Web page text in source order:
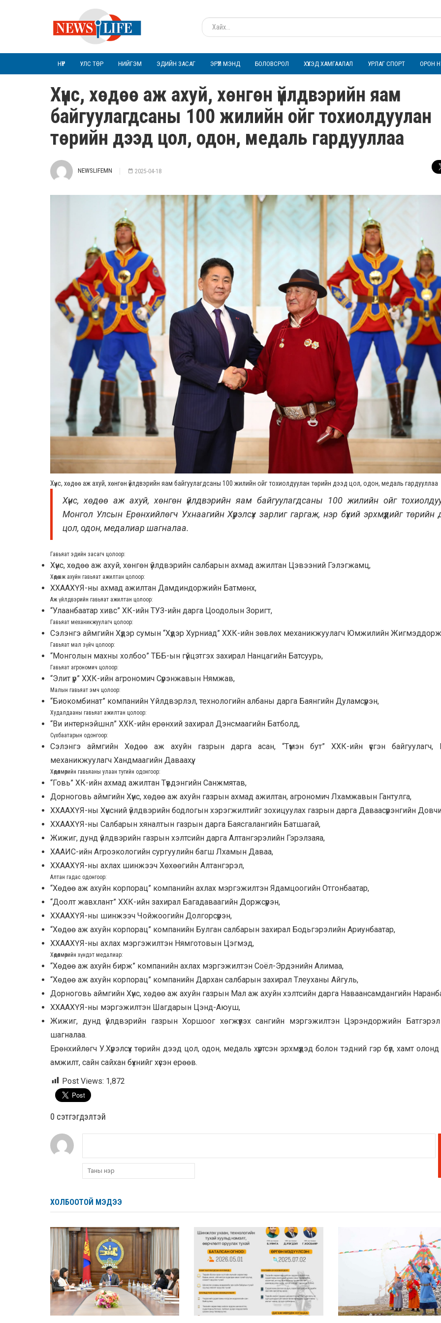
НҮҮР УЛС ТӨР НИЙГЭМ ЭДИЙН ЗАСАГ ЭРҮҮЛ МЭНД БОЛОВСРОЛ ХҮҮХЭД ХАМГААЛАЛ УРЛАГ СПОРТ ОРОН
Хүнс, хөдөө аж ахуй, хөнгөн үйлдвэрийн яам
байгуулагдсаны 100 жилийн ойг тохиолдуулан
төрийн дээд цол, одон, медаль гардууллаа
NEWSLIFEMN 2025-04-18
Хүнс, хөдөө аж ахуй, хөнгөн үйлдвэрийн яам байгуулагдсаны 100 жилийн ойг тохиолдуулан төрийн дээд цол, одон, медаль гардууллаа
Хүнс, хөдөө аж ахуй, хөнгөн үйлдвэрийн яам байгуулагдсаны 100 жилийн ойг
Монгол Улсын Ерөнхийлөгч Ухнаагийн Хүрэлсүх зарлиг гаргаж, нэр бүхий эрхмүүдийг төрийн
цол, одон, медалиар шагналаа.
Гавьяат эдийн засагч цолоор:
Хүнс, хөдөө аж ахуй, хөнгөн үйлдвэрийн салбарын ахмад ажилтан Цэвээний Гэлэгжамц,
Хөдөө аж ахуйн гавьяат ажилтан цолоор:
ХХААХҮЯ-ны ахмад ажилтан Дамдиндоржийн Батмөнх,
Аж үйлдвэрийн гавьяат ажилтан цолоор:
“Улаанбаатар хивс” ХК-ийн ТУЗ-ийн дарга Цоодолын Зоригт,
Гавьяат механикжуулагч цолоор:
Сэлэнгэ аймгийн Хүдэр сумын “Хүдэр Хурниад” ХХК-ийн зөвлөх механикжуулагч Юмжилийн
Гавьяат мал зүйч цолоор:
“Монголын махны холбоо” ТББ-ын гүйцэтгэх захирал Нанцагийн Батсуурь,
Гавьяат агрономич цолоор:
“Элит үр” ХХК-ийн агрономич Сүрэнжавын Нямжав,
Малын гавьяат эмч цолоор:
“Биокомбинат” компанийн Үйлдвэрлэл, технологийн албаны дарга Баянгийн Дуламсүрэн,
Худалдааны гавьяат ажилтан цолоор:
“Ви интернэйшнл” ХХК-ийн ерөнхий захирал Дэнсмаагийн Батболд,
Сүхбаатарын одонгоор:
Сэлэнгэ аймгийн Хөдөө аж ахуйн газрын дарга асан, “Түмэн бут” ХХК-ийн үүсгэн байгуулагч,
механикжуулагч Хандмаагийн Даваахүү,
Хөдөлмөрийн гавьяаны улаан тугийн одонгоор:
“Говь” ХК-ийн ахмад ажилтан Түвдэнгийн Санжмятав,
Дорноговь аймгийн Хүнс, хөдөө аж ахуйн газрын ахмад ажилтан, агрономич Лхамжавын Гантулга,
ХХААХҮЯ-ны Хүнсний үйлдвэрийн бодлогын хэрэгжилтийг зохицуулах газрын дарга Даваасүрэнгийн
ХХААХҮЯ-ны Салбарын хяналтын газрын дарга Баясгалангийн Батшагай,
Жижиг, дунд үйлдвэрийн газрын хэлтсийн дарга Алтангэрэлийн Гэрэлзаяа,
ХААИС-ийн Агроэкологийн сургуулийн багш Лхамын Даваа,
ХХААХҮЯ-ны ахлах шинжээч Хөхөөгийн Алтангэрэл,
Алтан гадас одонгоор:
“Хөдөө аж ахуйн корпорац” компанийн ахлах мэргэжилтэн Ядамцоогийн Отгонбаатар,
“Доолт жавхлант” ХХК-ийн захирал Багадаваагийн Доржсүрэн,
ХХААХҮЯ-ны шинжээч Чойжоогийн Долгорсүрэн,
“Хөдөө аж ахуйн корпорац” компанийн Булган салбарын захирал Бодьгэрэлийн Ариунбаатар,
ХХААХҮЯ-ны ахлах мэргэжилтэн Нямготовын Цэгмэд,
Хөдөлмөрийн хүндэт медалиар:
“Хөдөө аж ахуйн бирж” компанийн ахлах мэргэжилтэн Соёл-Эрдэнийн Алимаа,
“Хөдөө аж ахуйн корпорац” компанийн Дархан салбарын захирал Тлеуханы Айгуль,
Дорноговь аймгийн Хүнс, хөдөө аж ахуйн газрын Мал аж ахуйн хэлтсийн дарга Наваансамдангийн
ХХААХҮЯ-ны мэргэжилтэн Шагдарын Цэнд-Аюуш,
Жижиг, дунд үйлдвэрийн газрын Хоршоог хөгжүүлэх сангийн мэргэжилтэн Цэрэндоржийн
шагналаа.
Ерөнхийлөгч У.Хүрэлсүх төрийн дээд цол, одон, медаль хүртсэн эрхмүүдэд болон тэдний гэр бүл, хамт
амжилт, сайн сайхан бүхнийг хүсэн ерөөв.
Post Views: 1,872
0 cэтгэгдэлтэй
ХОЛБООТОЙ МЭДЭЭ